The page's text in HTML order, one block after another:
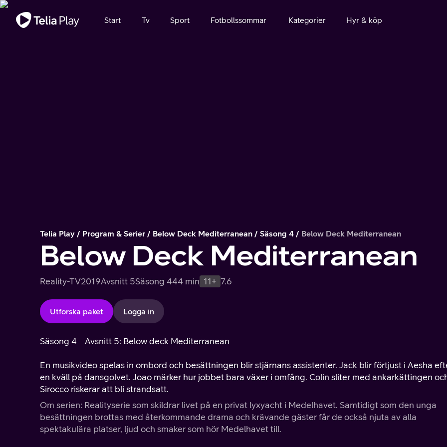
Viktigt meddelande
Start Tv Sport Fotbollssommar Kategorier Hyr & köp
Telia Play Program & Serier Below Deck Mediterranean Säsong 4 Below Deck Mediterranean
Below Deck Mediterranean
Reality-TV2019Avsnitt 5Säsong 444 min 11+ 7.6
Utforska paket Logga in
Säsong 4 Avsnitt 5: Below deck Mediterranean
En musikvideo spelas in ombord och besättningen blir stjärnans assistenter. Jack blir förtjust i Aesha
en kväll på dansgolvet. Joao märker hur jobbet bara växer i omfång. Colin sliter med ankarkättingen
Sirocco riskerar att bli strandsatt.
Om serien: Realityserie som skildrar livet på en privat lyxyacht i Medelhavet. Samtidigt som den unga
besättningen brottas med återkommande drama och krävande gäster får de också njuta av alla
spektakulära platser, ljud och smaker som hör Medelhavet till.